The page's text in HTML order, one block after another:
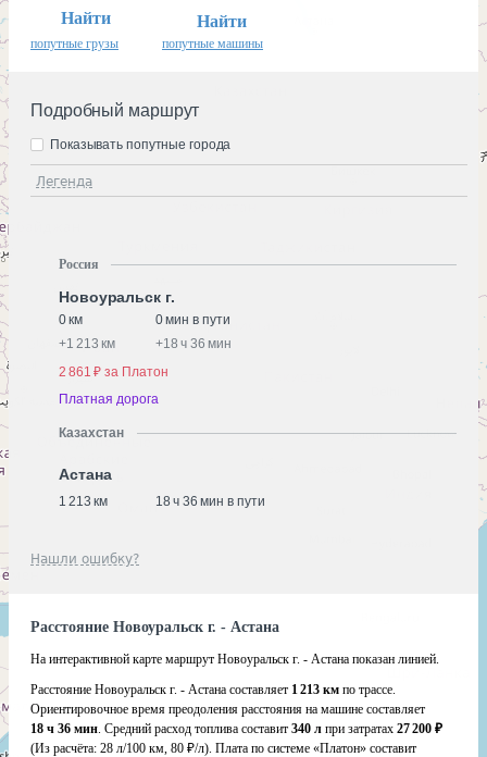
Найти
попутные грузы
Найти
попутные машины
Подробный маршрут
Легенда
Показывать попутные города
Россия
Новоуральск г.
0 км
0 мин в пути
+1 213 км +18 ч 36 мин
2 861 ₽ за Платон
Платная дорога
Казахстан
Астана
1 213 км 18 ч 36 мин в пути
Нашли ошибку?
Расстояние Новоуральск г. - Астана
На интерактивной карте маршрут Новоуральск г. - Астана показан линией.
Расстояние Новоуральск г. - Астана составляет 1 213 км по трассе.
Ориентировочное время преодоления расстояния на машине составляет
18 ч 36 мин. Средний расход топлива составит 340 л при затратах 27 200 ₽
(Из расчёта: 28 л/100 км, 80 ₽/л). Плата по системе «Платон» составит